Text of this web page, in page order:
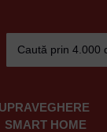
Search
for:
SMART HOME